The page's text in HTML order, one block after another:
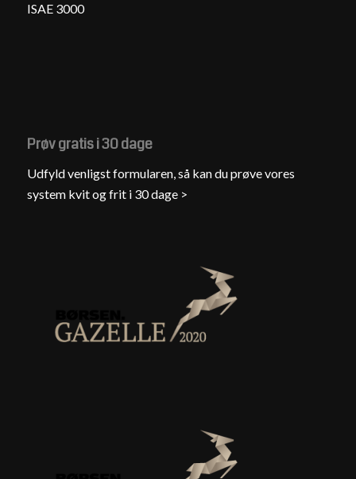
ISAE 3000
Prøv gratis i 30 dage
Udfyld venligst formularen, så kan du prøve vores
system kvit og frit i 30 dage >